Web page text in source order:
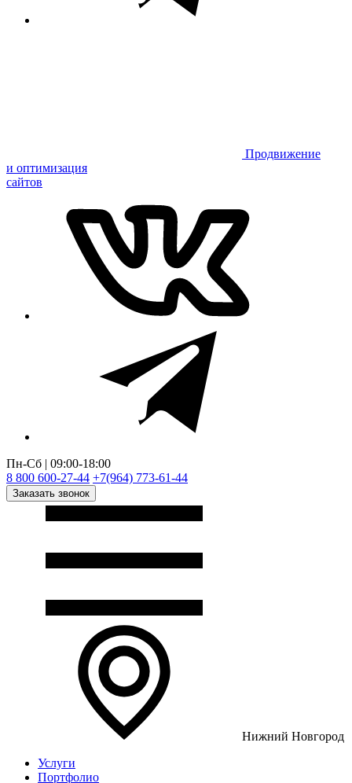
Продвижение
и оптимизация
сайтов
Пн-Сб | 09:00-18:00
8 800 600-27-44 +7(964) 773-61-44
Заказать звонок
Нижний Новгород
Услуги
Портфолио